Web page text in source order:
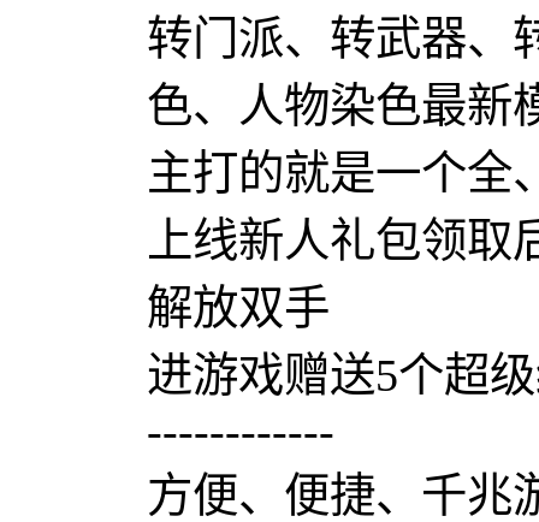
转门派、转武器、
色、人物染色最新
主打的就是一个全
上线新人礼包领
解放双手
进游戏赠送5个超
------------
方便、便捷、千兆